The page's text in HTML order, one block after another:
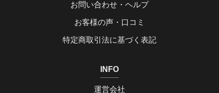
お問い合わせ・ヘルプ
お客様の声・口コミ
特定商取引法に基づく表記
INFO
運営会社